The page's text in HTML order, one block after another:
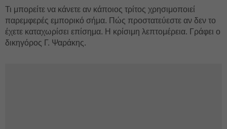
Τι μπορείτε να κάνετε αν κάποιος τρίτος χρησιμοποιεί
παρεμφερές εμπορικό σήμα. Πώς προστατεύεστε αν δεν το
έχετε καταχωρίσει επίσημα. Η κρίσιμη λεπτομέρεια. Γράφει ο
δικηγόρος Γ. Ψαράκης.